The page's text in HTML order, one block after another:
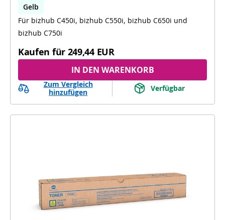
Gelb
bizhub C450i, bizhub C550i, bizhub C650i, bizhub
C750i
Für bizhub C450i, bizhub C550i, bizhub C650i und
bizhub C750i
Kaufen für 249,44 EUR
IN DEN WARENKORB
Zum Vergleich
hinzufügen
Verfügbar